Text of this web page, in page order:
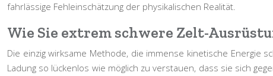
fahrlässige Fehleinschätzung der physikalischen Realität.
Wie Sie extrem schwere Zelt-
Die einzig wirksame Methode, die immense kinetische Energie
Ladung so lückenlos wie möglich zu verstauen, dass sie sich